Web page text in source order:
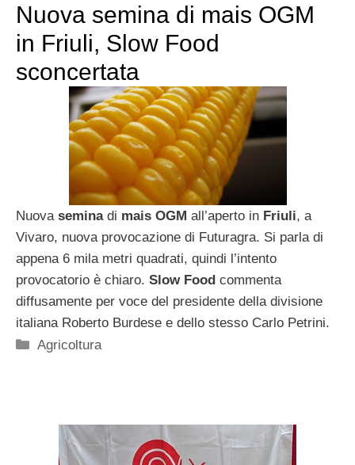
Nuova semina di mais OGM
in Friuli, Slow Food
sconcertata
Nuova seminadi mais OGM all’aperto in Friuli, a
Vivaro, nuova provocazione di Futuragra. Si parla di
appena 6 mila metri quadrati, quindi l’intento
provocatorio è chiaro. Slow Food commenta
diffusamente per voce del presidente della divisione
italiana Roberto Burdese e dello stesso Carlo Petrini.
Categorie
Agricoltura